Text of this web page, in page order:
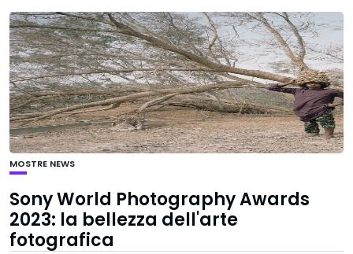
MOSTRE NEWS
Sony World Photography Awards
2023: la bellezza dell'arte
fotografica